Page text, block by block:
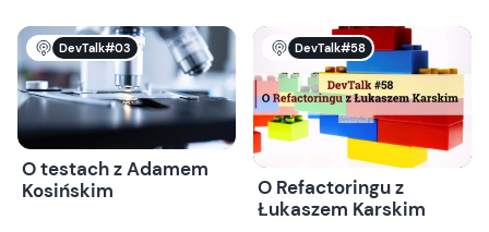
DevTalk#03
O testach z Adamem
Kosińskim
DevTalk#58
O Refactoringu z
Łukaszem Karskim